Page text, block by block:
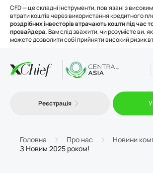
CFD — це складні інструменти, пов’язані з
втрати коштів через використання кредитного
роздрібних інвесторів втрачають кошти під час
провайдера.Вам слід зважити, чи розумієте ви,
можете дозволити собі прийняти високий ризик
ТоргівляРеєстрація
Головна Про нас
Новини
З Новим 2025 роком!